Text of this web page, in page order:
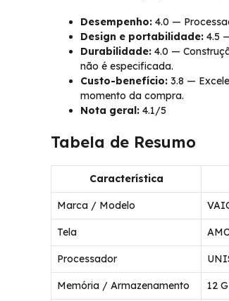
Desempenho: 4.0 —
Design e portabilidade: 4.5
Durabilidade: 4.0 —
não é especificada.
Custo-benefício: 3.8 —
momento da compra.
Nota geral: 4.1/5
Tabela de Resumo
Característica
Marca / Modelo
Tela
Processador
Memória / Armazenamento 12